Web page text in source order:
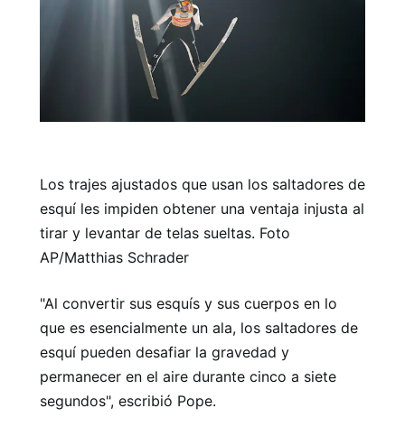
Los trajes ajustados que usan los saltadores de
esquí les impiden obtener una ventaja injusta al
tirar y levantar de telas sueltas. Foto
AP/Matthias Schrader
"Al convertir sus esquís y sus cuerpos en lo
que es esencialmente un ala, los saltadores de
esquí pueden desafiar la gravedad y
permanecer en el aire durante cinco a siete
segundos", escribió Pope.